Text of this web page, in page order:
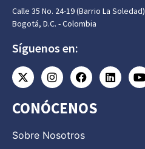
Calle 35 No. 24-19 (Barrio La Soledad)
Bogotá, D.C. - Colombia
Síguenos en:
CONÓCENOS
Sobre Nosotros